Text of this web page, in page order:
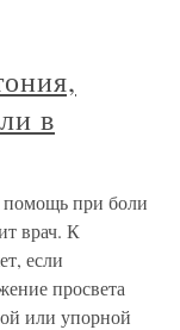
в
помощь при боли
врач. К
если
просвета
или упорной